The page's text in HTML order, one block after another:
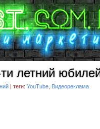
летний
| теги: YouTube Видеореклама